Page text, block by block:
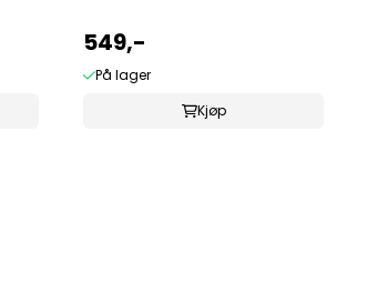
549,-
På lager
Kjøp